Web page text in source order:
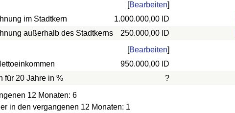
[Bearbeiten]
im Stadtkern
1.000.000,00 ID
außerhalb des Stadtkerns
250.000,00 ID
[Bearbeiten]
950.000,00 ID
für 20 Jahre in %
?
12 Monaten: 6
in den vergangenen 12 Monaten: 1